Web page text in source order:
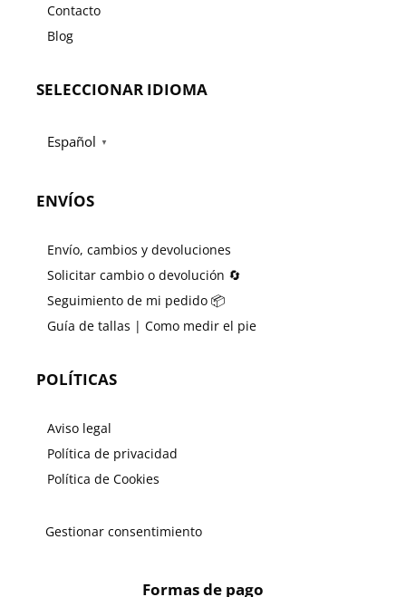
Contacto
Blog
SELECCIONAR IDIOMA
Español ▼
ENVÍOS
Envío, cambios y devoluciones
Solicitar cambio o devolución 🔄
Seguimiento de mi pedido 📦
Guía de tallas | Como medir el pie
POLÍTICAS
Aviso legal
Política de privacidad
Política de Cookies
Gestionar consentimiento
Formas de pago